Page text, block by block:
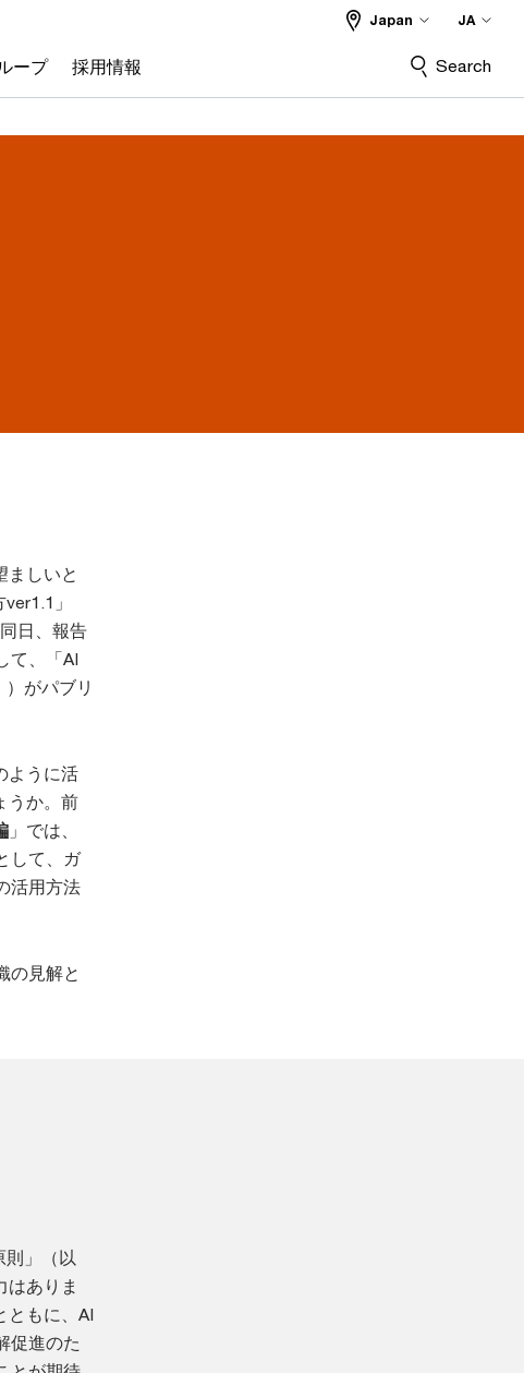
ープ 採用情報
Japan JA
Search
ましいと
」
日、報告
て、「AI
がパブリ
ように活
うか。前
」では、
して、ガ
活用方法
の見解と
則」（以
はありま
ともに、AI
促進のた